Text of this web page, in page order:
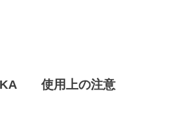
使用上の注意